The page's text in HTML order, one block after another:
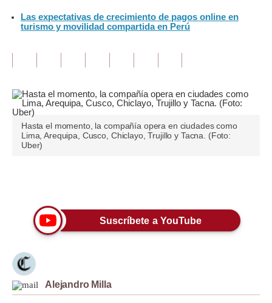
Editorial
Tendencias
Lujo
Mundo
EEUU
México
Las expectativas de crecimiento de pagos online en
turismo y movilidad compartida en Perú
Hasta el momento, la compañía opera en ciudades como
Lima, Arequipa, Cusco, Chiclayo, Trujillo y Tacna. (Foto:
Uber)
Suscríbete a YouTube
Alejandro Milla